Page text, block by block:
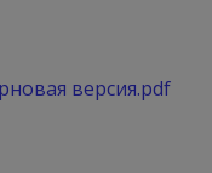
версия.pdf